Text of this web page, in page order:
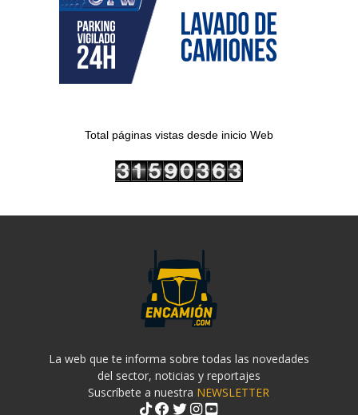
Total páginas vistas desde inicio Web
La web que te informa sobre todas las novedades
del sector, noticias y reportajes
Suscríbete a nuestra NEWSLETTER